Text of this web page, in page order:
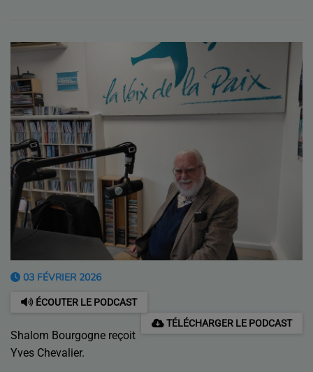
03 FÉVRIER 2026
ÉCOUTER LE PODCAST
TÉLÉCHARGER LE PODCAST
Shalom Bourgogne reçoit
Yves Chevalier.